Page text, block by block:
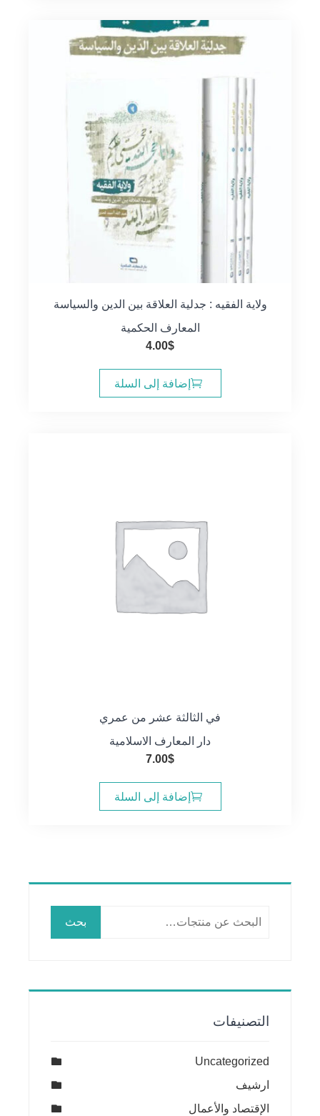
ولاية الفقيه : جدلية العلاقة بين الدين والسياسة
المعارف الحكمية
4.00$
إضافة إلى السلة
في الثالثة عشر من عمري
دار المعارف الاسلامية
7.00$
إضافة إلى السلة
بحث
التصنيفات
Uncategorized
ارشيف
الإقتصاد والأعمال